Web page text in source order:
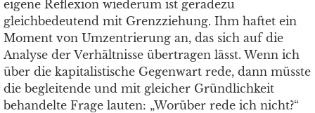
eigene Reflexion wiederum ist geradezu
gleichbedeutend mit Grenzziehung. Ihm haftet ein
Moment von Umzentrierung an, das sich auf die
Analyse der Verhältnisse übertragen lässt. Wenn ich
über die kapitalistische Gegenwart rede, dann müsste
die begleitende und mit gleicher Gründlichkeit
behandelte Frage lauten: „Worüber rede ich nicht?“